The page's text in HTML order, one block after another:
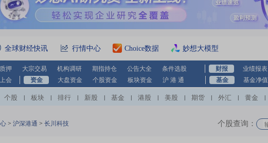
全球财经快讯 行情中心 Choice数据 妙想大模型
押 大宗交易 机构调研 期指持仓 公告大全 条件选股 财报 业绩报表
会 资金 大盘资金 个股资金 板块资金 沪 港 通 基金 基金净值
个股 板块 排行 新股 基金 港股 美股 期货 外汇 黄金
> 沪深港通 > 长川科技 个股查询：